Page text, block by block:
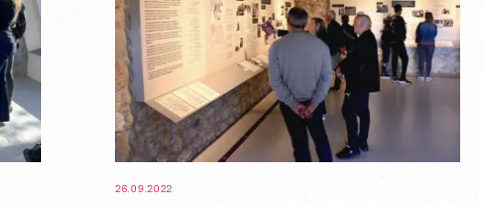
OU ESC POUR FERMER
26.09.2022